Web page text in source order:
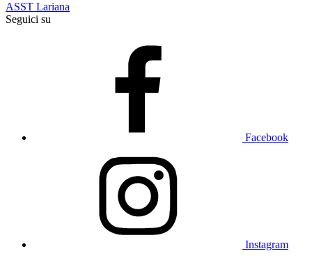
ASST Lariana
Seguici su
Facebook
Instagram